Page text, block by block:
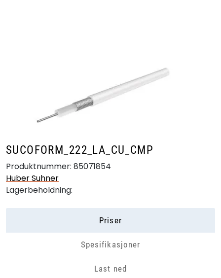
SUCOFORM_222_LA_CU_CMP
Produktnummer: 85071854
Huber Suhner
Lagerbeholdning:
Priser
Spesifikasjoner
Last ned
Produktsøk